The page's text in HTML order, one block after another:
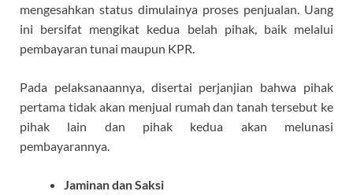
mengesahkan status dimulainya proses penjualan. Uang
ini bersifat mengikat kedua belah pihak, baik melalui
pembayaran tunai maupun KPR.
Pada pelaksanaannya, disertai perjanjian bahwa pihak
pertama tidak akan menjual rumah dan tanah tersebut ke
pihak lain dan pihak kedua akan melunasi
pembayarannya.
Jaminan dan Saksi